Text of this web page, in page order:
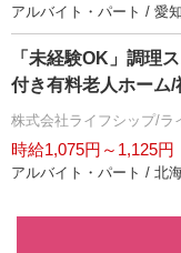
アルバイト・パート / 愛
「未経験OK」調理
付き有料老人ホーム/
株式会社ライフシップ/ラ
時給1,075円～1,125円
アルバイト・パート / 北